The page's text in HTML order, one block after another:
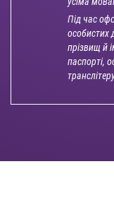
Під час
особистих
прізвищ й
паспорті,